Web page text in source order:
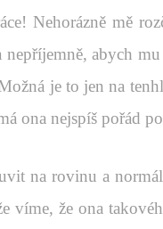
Nehorázně mě
nepříjemně, abych
je to jen na
ona nejspíš pořád
na rovinu a
víme, že ona